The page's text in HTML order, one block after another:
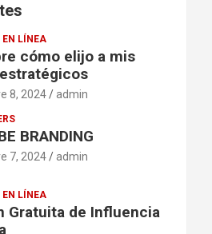
EN LÍNEA
cómo elijo a mis
8, 2024 admin
BRANDING
7, 2024 admin
EN LÍNEA
Gratuita de Influencia